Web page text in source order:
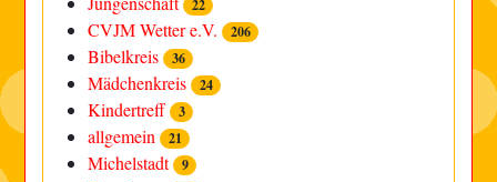
22
CVJM Wetter e.V. 206
Bibelkreis 36
Mädchenkreis 24
Kindertreff 3
allgemein 21
Michelstadt 9